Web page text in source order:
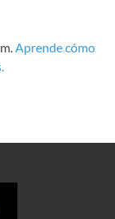
Aprende cómo